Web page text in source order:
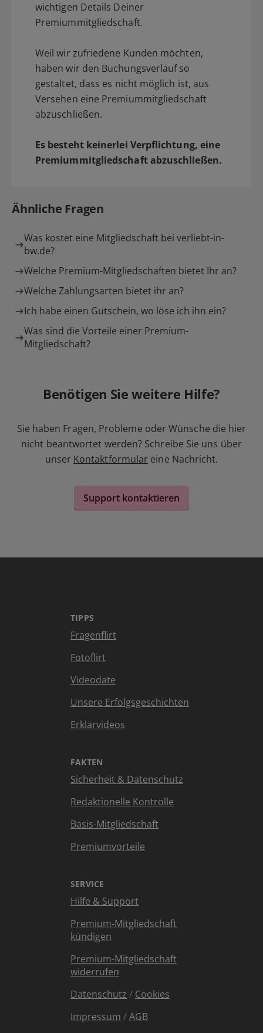
wichtigen Details Deiner
Premiummitgliedschaft.
Weil wir zufriedene Kunden möchten,
haben wir den Buchungsverlauf so
gestaltet, dass es nicht möglich ist, aus
Versehen eine Premiummitgliedschaft
abzuschließen.
Es besteht keinerlei Verpflichtung, eine
Premiummitgliedschaft abzuschließen.
Ähnliche Fragen
Was kostet eine Mitgliedschaft bei verliebt-in-
bw.de?
Welche Premium-Mitgliedschaften bietet Ihr an?
Welche Zahlungsarten bietet ihr an?
Ich habe einen Gutschein, wo löse ich ihn ein?
Was sind die Vorteile einer Premium-
Mitgliedschaft?
Benötigen Sie weitere Hilfe?
Sie haben Fragen, Probleme oder Wünsche die hier
nicht beantwortet werden? Schreibe Sie uns über
unser Kontaktformular eine Nachricht.
Support kontaktieren
TIPPS
Fragenflirt
Fotoflirt
Videodate
Unsere Erfolgsgeschichten
Erklärvideos
FAKTEN
Sicherheit & Datenschutz
Redaktionelle Kontrolle
Basis-Mitgliedschaft
Premiumvorteile
SERVICE
Hilfe & Support
Premium-Mitgliedschaft
kündigen
Premium-Mitgliedschaft
widerrufen
Datenschutz / Cookies
Impressum /AGB